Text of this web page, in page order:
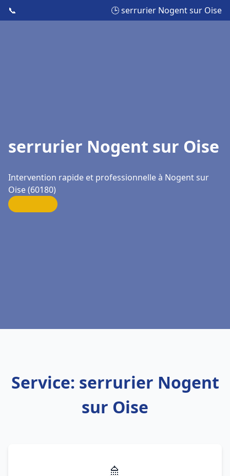
📞 🕒 serrurier Nogent sur Oise
serrurier Nogent sur Oise
Intervention rapide et professionnelle à Nogent sur
Oise (60180)
Service: serrurier Nogent
sur Oise